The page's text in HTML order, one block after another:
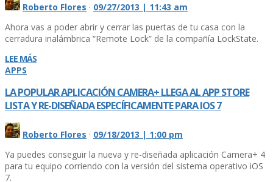
Roberto Flores · 09/27/2013 | 11:43 am
Ahora vas a poder abrir y cerrar las puertas de tu casa con la
cerradura inalámbrica “Remote Lock” de la compañí­a LockState.
LEE MÁS
APPS
LA POPULAR APLICACIÓN CAMERA+ LLEGA AL APP STORE
LISTA Y RE-DISEÑADA ESPECÍ­FICAMENTE PARA IOS 7
Roberto Flores · 09/18/2013 | 1:00 pm
Ya puedes conseguir la nueva y re-diseñada aplicación Camera+ 4
para tu equipo corriendo con la versión del sistema operativo iOS
7.